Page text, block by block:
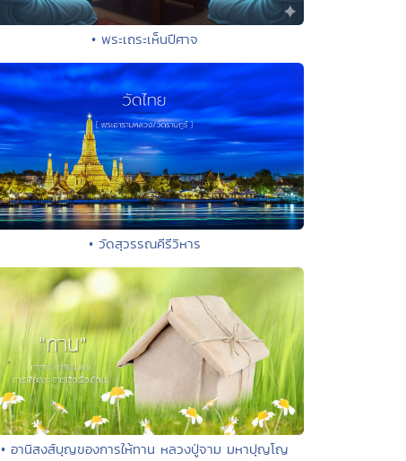
• พระเถระเห็นปีศาจ
• วัดสุวรรณคีรีวิหาร
• อานิสงส์บุญของการให้ทาน หลวงปู่จาม มหาปุญโญ